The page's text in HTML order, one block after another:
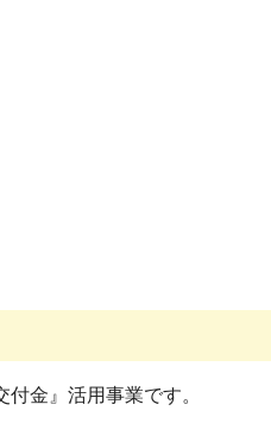
金』活用事業です。